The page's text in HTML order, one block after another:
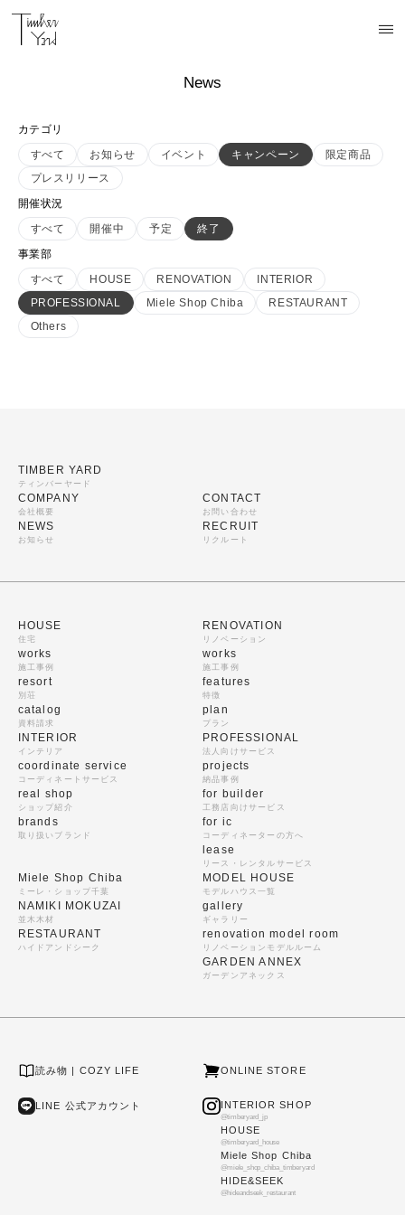
News
カテゴリ
すべて
お知らせ イベント キャンペーン
限定商品
プレスリリース
開催状況
すべて
開催中 予定
終了
事業部
すべて
HOUSE RENOVATION
INTERIOR
PROFESSIONAL
Miele Shop Chiba
RESTAURANT
Others
TIMBER YARD
ティンバーヤード
COMPANY
会社概要
NEWS
お知らせ
CONTACT
お問い合わせ
RECRUIT
リクルート
HOUSE
住宅
works
施工事例
resort
別荘
catalog
資料請求
RENOVATION
リノベーション
works
施工事例
features
特徴
plan
プラン
INTERIOR
インテリア
coordinate service
コーディネートサービス
real shop
ショップ紹介
brands
取り扱いブランド
PROFESSIONAL
法人向けサービス
projects
納品事例
for builder
工務店向けサービス
for ic
コーディネーターの方へ
lease
リース・レンタルサービス
Miele Shop Chiba
ミーレ・ショップ千葉
NAMIKI MOKUZAI
並木木材
RESTAURANT
ハイドアンドシーク
MODEL HOUSE
モデルハウス一覧
gallery
ギャラリー
renovation model room
リノベーションモデルルーム
GARDEN ANNEX
ガーデンアネックス
読み物 | COZY LIFE ONLINE STORE
LINE 公式アカウント INTERIOR SHOP
@timberyard_jp
HOUSE
@timberyard_house
Miele Shop Chiba
@miele_shop_chiba_timberyard
HIDE&SEEK
@hideandseek_restaurant